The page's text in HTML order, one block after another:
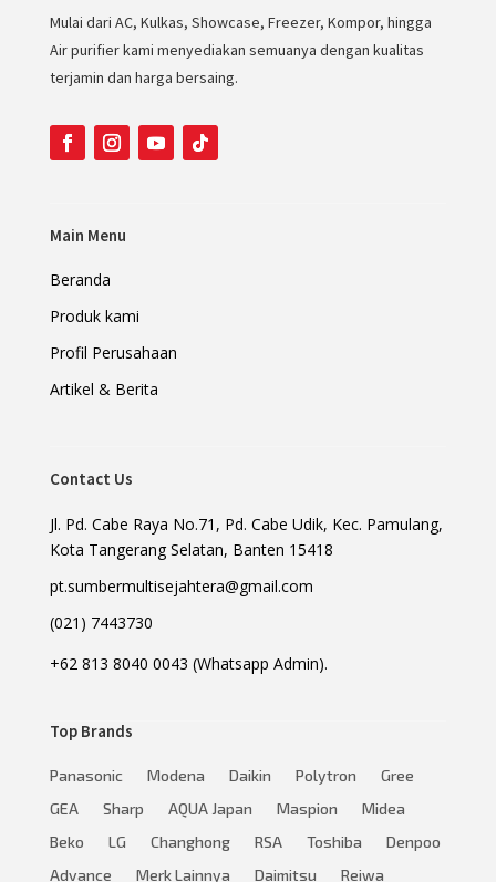
Mulai dari AC, Kulkas, Showcase, Freezer, Kompor, hingga
Air purifier kami menyediakan semuanya dengan kualitas
terjamin dan harga bersaing.
Main Menu
Beranda
Produk kami
Profil Perusahaan
Artikel & Berita
Contact Us
Jl. Pd. Cabe Raya No.71, Pd. Cabe Udik, Kec. Pamulang,
Kota Tangerang Selatan, Banten 15418
pt.sumbermultisejahtera@gmail.com
(021) 7443730
+62 813 8040 0043 (Whatsapp Admin).
Top Brands
Panasonic Modena Daikin Polytron
Gree
GEA
Sharp AQUA Japan Maspion
Midea
Beko
LG Changhong RSA Toshiba
Denpoo
Advance
Merk Lainnya Daimitsu Reiwa